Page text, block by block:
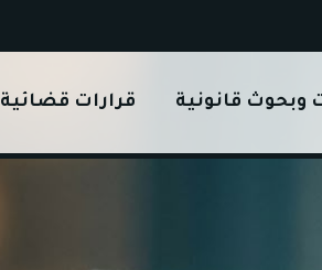
وبحوث قانونية قرارات قضائية